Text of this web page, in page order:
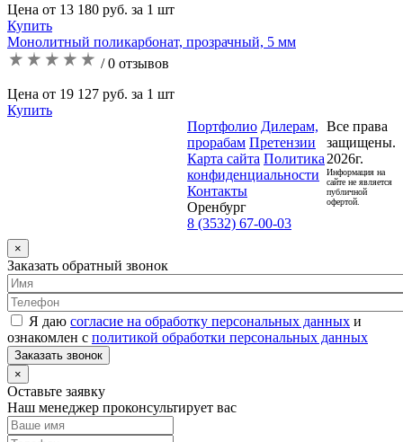
Цена от 13 180 руб. за 1 шт
Купить
Монолитный поликарбонат, прозрачный, 5 мм
/ 0 отзывов
Цена от 19 127 руб. за 1 шт
Купить
Портфолио Дилерам,
прорабам Претензии
Карта сайта Политика
конфиденциальности
Контакты
Оренбург
8 (3532) 67-00-03
Все права
защищены.
2026г.
Информация на
сайте не является
публичной
офертой.
×
Заказать обратный звонок
Я даю согласие на обработку персональных данных и
ознакомлен с политикой обработки персональных данных
Заказать звонок
×
Оставьте заявку
Наш менеджер проконсультирует вас